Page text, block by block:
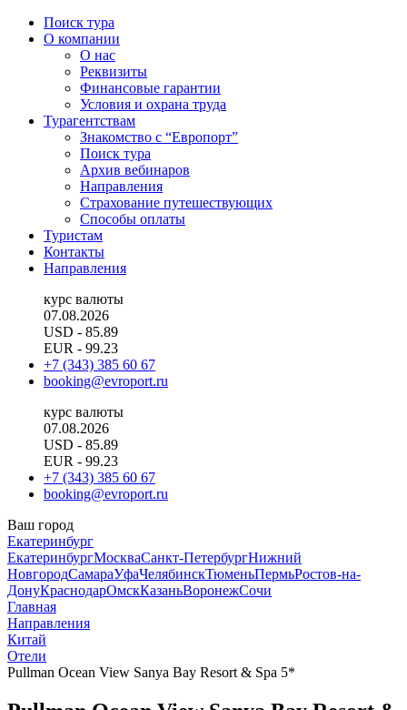
Поиск тура
О компании
О нас
Реквизиты
Финансовые гарантии
Условия и охрана труда
Турагентствам
Знакомство с “Европорт”
Поиск тура
Архив вебинаров
Направления
Страхование путешествующих
Способы оплаты
Туристам
Контакты
Направления
курс валюты
07.08.2026
USD - 85.89
EUR - 99.23
+7 (343) 385 60 67
booking@evroport.ru
курс валюты
07.08.2026
USD - 85.89
EUR - 99.23
+7 (343) 385 60 67
booking@evroport.ru
Ваш город
Екатеринбург
ЕкатеринбургМоскваСанкт-ПетербургНижний
НовгородСамараУфаЧелябинскТюменьПермьРостов-на-
ДонуКраснодарОмскКазаньВоронежСочи
Главная
Направления
Китай
Отели
Pullman Ocean View Sanya Bay Resort & Spa 5*